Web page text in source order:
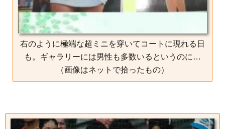
右のように極端な超ミニを穿いてコートに現れる日
も。ギャラリーには男性も多数いるというのに…
（画像はネットで拾ったもの）